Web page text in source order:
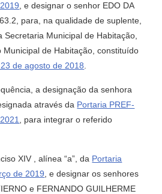
, e designar o senhor EDO DA
para, na qualidade de suplente,
Municipal de Habitação,
Municipal de Habitação, constituído
de agosto de 2018
a designação da senhora
através da Portaria PREF-
, para integrar o referido
XIV , alínea “a”, da Portaria
de 2019 , e designar os senhores
e FERNANDO GUILHERME